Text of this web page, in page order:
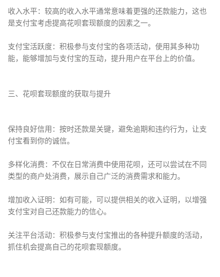
收入水平：较高的收入水平通常意味着更强的还款能力，这也
是支付宝考虑提高花呗套现额度的因素之一。
支付宝活跃度：积极参与支付宝的各项活动，使用其多种功
能，能够增加与支付宝的互动，提升用户在平台上的价值。
三、花呗套现额度的获取与提升
保持良好信用：按时还款是关键，避免逾期和违约行为，让支
付宝看到你的诚信。
多样化消费：不仅在日常消费中使用花呗，还可以尝试在不同
类型的商户处消费，展示自己广泛的消费需求和能力。
增加收入证明：如有可能，可以提供相关的收入证明，以增强
支付宝对自己还款能力的信心。
关注平台活动：积极参与支付宝推出的各种提升额度的活动，
抓住机会提高自己的花呗套现额度。